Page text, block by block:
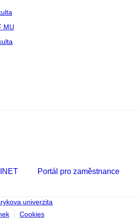
MU
INET Portál pro zaměstnance
univerzita
Cookies